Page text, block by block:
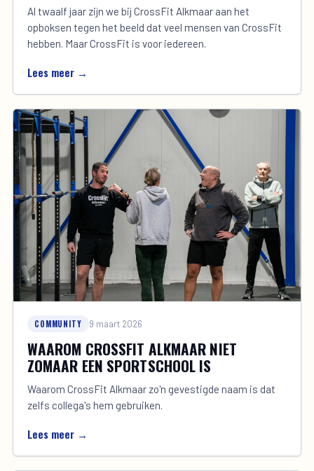
Al twaalf jaar zijn we bij CrossFit Alkmaar aan het
opboksen tegen het beeld dat veel mensen van CrossFit
hebben. Maar CrossFit is voor iedereen.
Lees meer →
COMMUNITY 9 maart 2026
WAAROM CROSSFIT ALKMAAR NIET
ZOMAAR EEN SPORTSCHOOL IS
Waarom CrossFit Alkmaar zo'n gevestigde naam is dat
zelfs collega's hem gebruiken.
Lees meer →